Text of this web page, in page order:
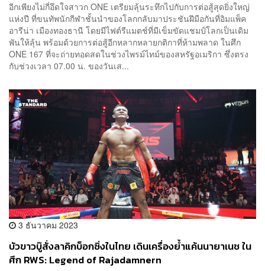
อีกเพียงไม่กี่อึดใจสาวก ONE เตรียมลุ้นระทึกไปกับการต่อสู้สุดยิ่งใหญ่
แห่งปี ที่ขนทัพนักกีฬาชั้นนำของโลกกลับมาประชันฝีมือกันที่อิมแพ็ค
อารีน่า เมืองทองธานี โดยมีไฟต์รีแมตช์ที่มีเข็มขัดแชมป์โลกเป็นเดิม
พันให้ลุ้น พร้อมด้วยการต่อสู้อีกหลากหลายกติกาที่ห้ามพลาด ในศึก
ONE 167 ที่จะถ่ายทอดสดในช่วงไพรม์ไทม์ของสหรัฐอเมริกา ซึ่งตรง
กับช่วงเวลา 07.00 น. ของวันเส...
3 ธันวาคม 2023
บัวขาวบู๊สั่งลาคิกบ็อกซิ่งในไทย เดินเครื่องย้ำแค้นนายาเนช ใน
ศึก RWS: Legend of Rajadamnern